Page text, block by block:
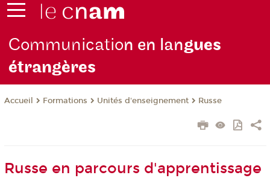
Communication en langues
étrangères
Accueil Formations Unités d'enseignement Russe
Russe en parcours d'apprentissage